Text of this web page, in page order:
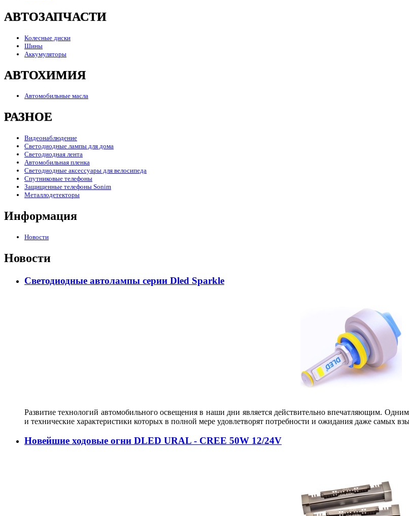
АВТОЗАПЧАСТИ
Колесные диски
Шины
Аккумуляторы
АВТОХИМИЯ
Автомобильные масла
РАЗНОЕ
Видеонаблюдение
Светодиодные лампы для дома
Светодиодная лента
Автомобильная пленка
Светодиодные аксессуары для велосипеда
Спутниковые телефоны
Защищенные телефоны Sonim
Металлодетекторы
Информация
Новости
Новости
Светодиодные автолампы серии Dled Sparkle
Развитие технологий автомобильного освещения в наши дни является действительно впечатляющим.
и технические характеристики которых в полной мере удовлетворят потребности и ожидания даже самых
Новейшие ходовые огни DLED URAL - CREE 50W 12/24V